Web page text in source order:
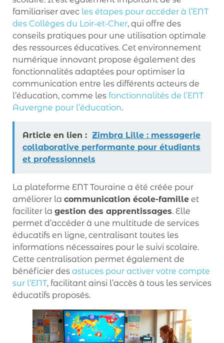
familiariser avec les étapes pour accéder à l’ENT
des Collèges du Loir-et-Cher, qui offre des
conseils pratiques pour une utilisation optimale
des ressources éducatives. Cet environnement
numérique innovant propose également des
fonctionnalités adaptées pour optimiser la
communication entre les différents acteurs de
l’éducation, comme les fonctionnalités de l’ENT
Auvergne pour l’éducation.
Article en lien : Zimbra Lille : messagerie
collaborative performante pour étudiants
et professionnels
La plateforme ENT Touraine a été créée pour
améliorer la communication école-famille et
faciliter la gestion des apprentissages. Elle
permet d’accéder à une multitude de services
éducatifs en ligne, centralisant toutes les
informations nécessaires pour le suivi scolaire.
Cette centralisation permet également de
bénéficier des astuces pour activer votre compte
sur l’ENT, facilitant ainsi l’accès à tous les services
éducatifs proposés.